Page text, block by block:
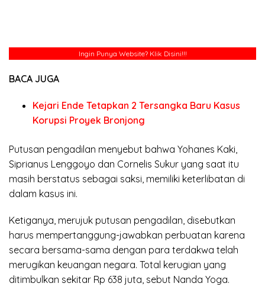
Ingin Punya Website?Klik Disini!!!
BACA JUGA
Kejari Ende Tetapkan 2 Tersangka Baru Kasus
Korupsi Proyek Bronjong
Putusan pengadilan menyebut bahwa Yohanes Kaki,
Siprianus Lenggoyo dan Cornelis Sukur yang saat itu
masih berstatus sebagai saksi, memiliki keterlibatan di
dalam kasus ini.
Ketiganya, merujuk putusan pengadilan, disebutkan
harus mempertanggung-jawabkan perbuatan karena
secara bersama-sama dengan para terdakwa telah
merugikan keuangan negara. Total kerugian yang
ditimbulkan sekitar Rp 638 juta, sebut Nanda Yoga.